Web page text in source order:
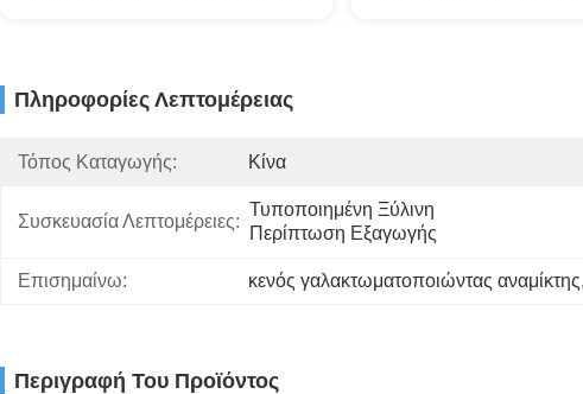
Πληροφορίες Λεπτομέρειας
Τόπος Καταγωγής: Κίνα
Συσκευασία Λεπτομέρειες:
Τυποποιημένη Ξύλινη
Περίπτωση Εξαγωγής
Επισημαίνω: κενός γαλακτωματοποιώντας αναμίκτης,
Περιγραφή Του Προϊόντος